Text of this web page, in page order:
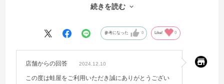
無いか探したところ、この蛙屋さんを見つけて購入させていただきま
続きを読む
参考になった 0 Like! 0
店舗からの回答 2024.12.10
この度は蛙屋をご利用いただき誠にありがとうござい